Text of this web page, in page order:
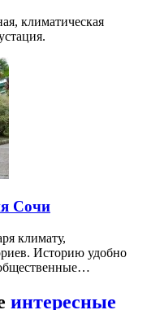
климатическая
Сочи
климату,
Историю удобно
интересные